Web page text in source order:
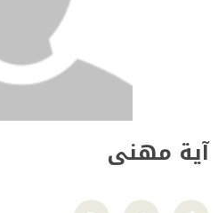
آية مهنى